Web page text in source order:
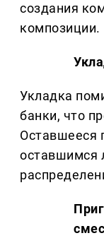
создания
композиции.
Укладка
банки, что
Оставшееся
оставшимся